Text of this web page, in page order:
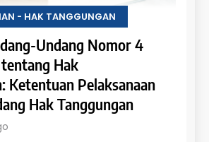
HUKUM JAMINAN - HAK TANGGUNGAN
27 Undang-Undang Nomor 4
1996 tentang Hak
Hak Tanggungan pada
Susun dan Satuan Rumah